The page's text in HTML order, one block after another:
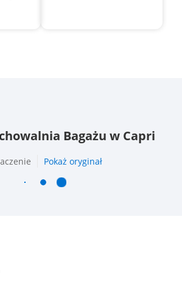
Bagażu w Capri
Pokaż oryginał